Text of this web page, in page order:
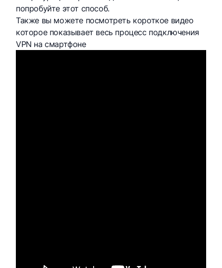
попробуйте этот способ.
Также вы можете посмотреть короткое видео
которое показывает весь процесс подключения
VPN на смартфоне